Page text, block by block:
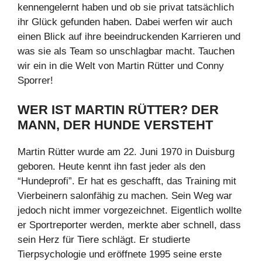
kennengelernt haben und ob sie privat tatsächlich
ihr Glück gefunden haben. Dabei werfen wir auch
einen Blick auf ihre beeindruckenden Karrieren und
was sie als Team so unschlagbar macht. Tauchen
wir ein in die Welt von Martin Rütter und Conny
Sporrer!
WER IST MARTIN RÜTTER? DER
MANN, DER HUNDE VERSTEHT
Martin Rütter wurde am 22. Juni 1970 in Duisburg
geboren. Heute kennt ihn fast jeder als den
“Hundeprofi”. Er hat es geschafft, das Training mit
Vierbeinern salonfähig zu machen. Sein Weg war
jedoch nicht immer vorgezeichnet. Eigentlich wollte
er Sportreporter werden, merkte aber schnell, dass
sein Herz für Tiere schlägt. Er studierte
Tierpsychologie und eröffnete 1995 seine erste